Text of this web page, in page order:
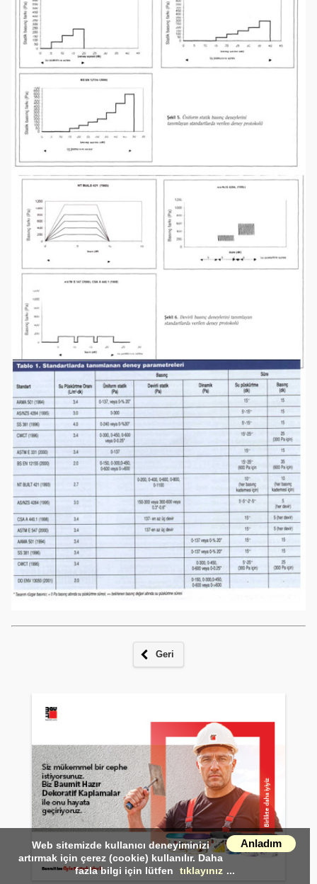
Geri
Anladım
Web sitemizde kullanıcı deneyiminizi
artırmak için çerez (cookie) kullanılır. Daha
fazla bilgi için lütfen
tıklayınız ...